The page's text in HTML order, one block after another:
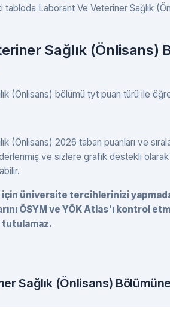
Laborant Ve Veteriner Sağlık
Sağlık (Önlisans)
(Önlisans) bölümü tyt puan türü ile
(Önlisans) 2026 taban puanları ve
derlenmiş ve sizlere grafik destekli
üniversite tercihlerinizi
ÖSYM ve YÖK Atlas'ı kontrol
tutulamaz.
Sağlık (Önlisans)